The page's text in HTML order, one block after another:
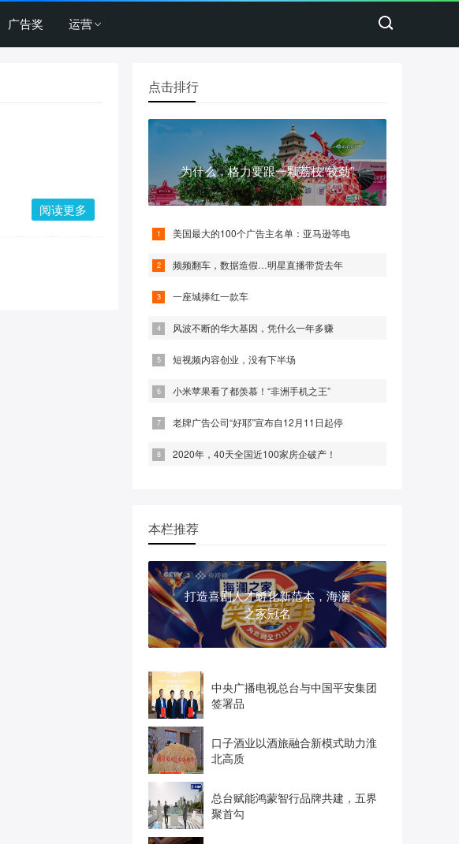
广告奖 运营
阅读更多
点击排行
为什么，格力要跟一颗荔枝“较劲”
美国最大的100个广告主名单：亚马逊等电
频频翻车，数据造假…明星直播带货去年
一座城捧红一款车
风波不断的华大基因，凭什么一年多赚
短视频内容创业，没有下半场
小米苹果看了都羡慕！“非洲手机之王”
老牌广告公司“好耶”宣布自12月11日起停
2020年，40天全国近100家房企破产！
本栏推荐
打造喜剧人才孵化新范本，海澜
之家冠名
中央广播电视总台与中国平安集团
签署品
口子酒业以酒旅融合新模式助力淮
北高质
总台赋能鸿蒙智行品牌共建，五界
聚首勾